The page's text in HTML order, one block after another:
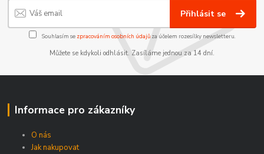
Přihlásit se
Souhlasím se zpracováním osobních údajůza účelem rozesílky newsletteru.
Můžete se kdykoli odhlásit. Zasíláme jednou za 14 dní.
Informace pro zákazníky
O nás
Jak nakupovat